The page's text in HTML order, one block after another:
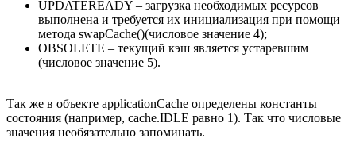
UPDATEREADY – загрузка необходимых ресурсов
выполнена и требуется их инициализация при помощи
метода swapCache()(числовое значение 4);
OBSOLETE – текущий кэш является устаревшим
(числовое значение 5).
Так же в объекте applicationCache определены константы
состояния (например, cache.IDLE равно 1). Так что числовые
значения необязательно запоминать.